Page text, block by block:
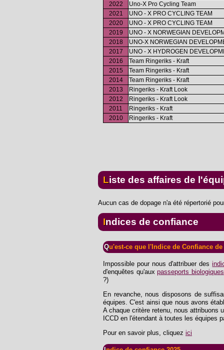
2022
Uno-X Pro Cycling Team
2021
UNO - X PRO CYCLING TEAM
2020
UNO - X PRO CYCLING TEAM
2019
UNO - X NORWEGIAN
2018
UNO-X NORWEGIAN
2017
UNO - X HYDROGEN
2016
Team Ringeriks - Kraft
2015
Team Ringeriks - Kraft
2014
Team Ringeriks - Kraft
2013
Ringeriks - Kraft Look
2012
Ringeriks - Kraft Look
2011
Ringeriks - Kraft
2010
Ringeriks - Kraft
Liste des affaires de
Aucun cas de dopage n'a été répertorié
Indices de confiance
Qu'est-ce que l'Indice de Confiance
Impossible pour nous d'attribuer des
d'enquêtes qu'auxpasseports biologiques
?)
En revanche, nous disposons de
équipes. C'est ainsi que nous avons
A chaque critère retenu, nous attribuons
ICCD en l'étendant à toutes les équipes
Pour en savoir plus, cliquez ici